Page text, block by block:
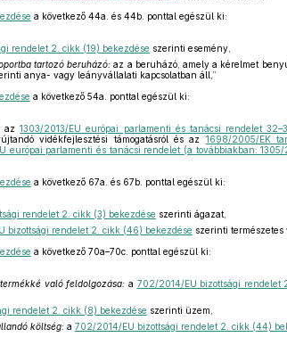
a következő 44a. és 44b. ponttal egészül ki:
rendelet 2. cikk (19) bekezdése szerinti esemény,
tartozó beruházó: az a beruházó, amely a kérelmet
anya- vagy leányvállalati kapcsolatban áll,”
a következő 54a. ponttal egészül ki:
az1303/2013/EU európai parlamenti és tanácsi rendelet
vidékfejlesztési támogatásról és az 1698/2005/EK
európai parlamenti és tanácsi rendelet (a továbbiakban:
a következő 67a. és 67b. ponttal egészül ki:
rendelet 2. cikk (3) bekezdése szerinti ágazat,
bizottsági rendelet 2. cikk (46) bekezdése szerinti természetes
a következő 70a–70c. ponttal egészül ki:
való feldolgozása: a 702/2014/EU bizottsági rendelet
rendelet 2. cikk (8) bekezdése szerinti üzem,
költség:a 702/2014/EU bizottsági rendelet 2. cikk (44)